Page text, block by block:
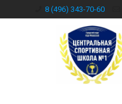
8 (496) 343-70-60